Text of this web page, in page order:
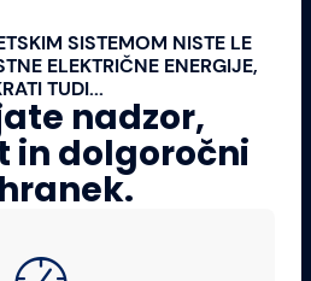
SISTEMOM NISTE LE
ELEKTRIČNE ENERGIJE,
TUDI...
nadzor,
in dolgoročni